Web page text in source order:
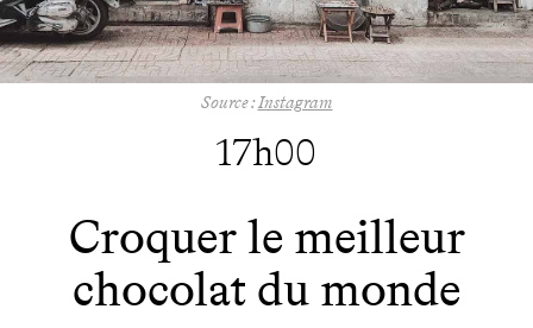
Source :Instagram
17h00
Croquer le meilleur
chocolat du monde